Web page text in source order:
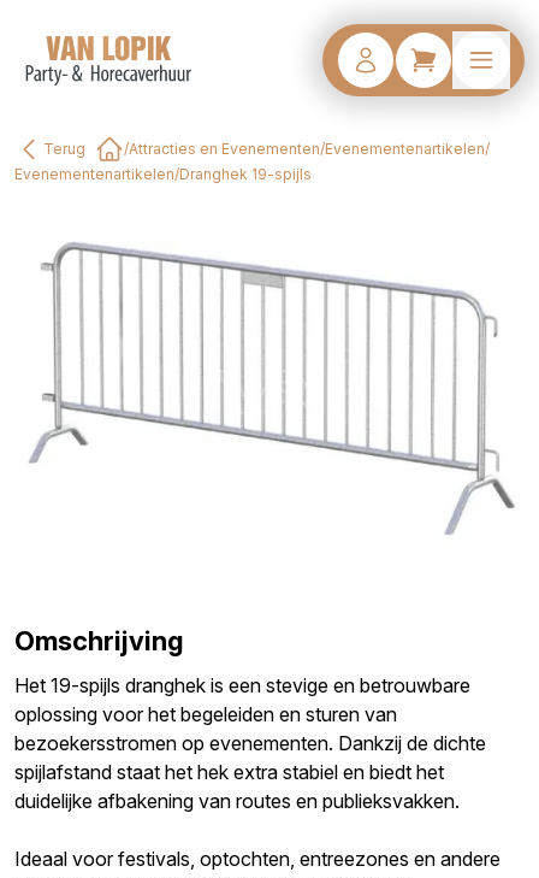
Terug
Home
/Attracties en Evenementen/Evenementenartikelen/
Evenementenartikelen/Dranghek 19-spijls
Omschrijving
Het 19-spijls dranghek is een stevige en betrouwbare
oplossing voor het begeleiden en sturen van
bezoekersstromen op evenementen. Dankzij de dichte
spijlafstand staat het hek extra stabiel en biedt het
duidelijke afbakening van routes en publieksvakken.
Ideaal voor festivals, optochten, entreezones en andere